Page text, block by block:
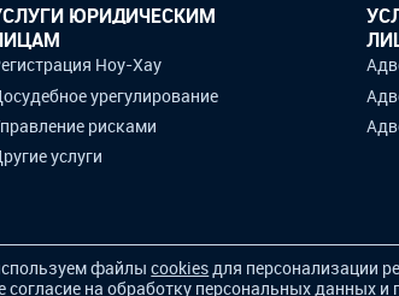
ЮРИДИЧЕСКИМ
Ноу-Хау
урегулирование
рисками
услуги
файлыcookiesдля персонализации
согласие на обработку персональных данных